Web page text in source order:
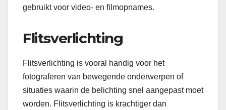
gebruikt voor video- en filmopnames.
Flitsverlichting
Flitsverlichting is vooral handig voor het
fotograferen van bewegende onderwerpen of
situaties waarin de belichting snel aangepast moet
worden. Flitsverlichting is krachtiger dan